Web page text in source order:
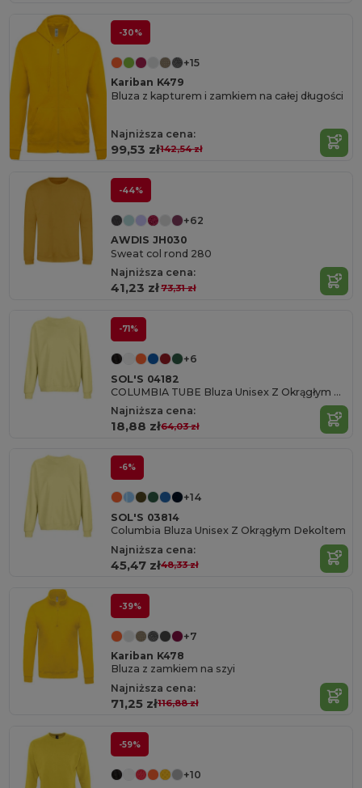
-30%
+15
Kariban K479
Bluza z kapturem i zamkiem na całej długości
Najniższa cena:
99,53 zł142,54 zł
-44%
+62
AWDIS JH030
Sweat col rond 280
Najniższa cena:
41,23 zł73,31 zł
-71%
+6
SOL'S 04182
COLUMBIA TUBE Bluza Unisex Z Okrągłym Dekoltem
Najniższa cena:
18,88 zł64,03 zł
-6%
+14
SOL'S 03814
Columbia Bluza Unisex Z Okrągłym Dekoltem
Najniższa cena:
45,47 zł48,33 zł
-39%
+7
Kariban K478
Bluza z zamkiem na szyi
Najniższa cena:
71,25 zł116,88 zł
-59%
+10